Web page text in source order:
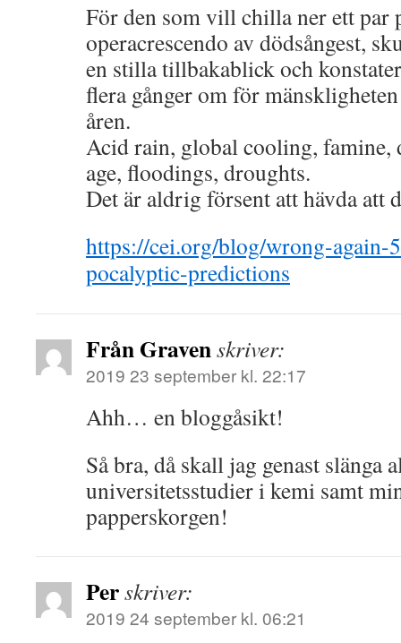
För den som vill chilla ner ett par
operacrescendo av dödsångest,
en stilla tillbakablick och
flera gånger om för
åren.
Acid rain, global cooling, famine,
age, floodings, droughts.
Det är aldrig försent att hävda att
https://cei.org/blog/wrong-again-
pocalyptic-predictions
Från Gravenskriver:
2019 23 september kl. 22:17
Ahh… en bloggåsikt!
Så bra, då skall jag genast slänga
universitetsstudier i kemi samt
papperskorgen!
Perskriver:
2019 24 september kl. 06:21